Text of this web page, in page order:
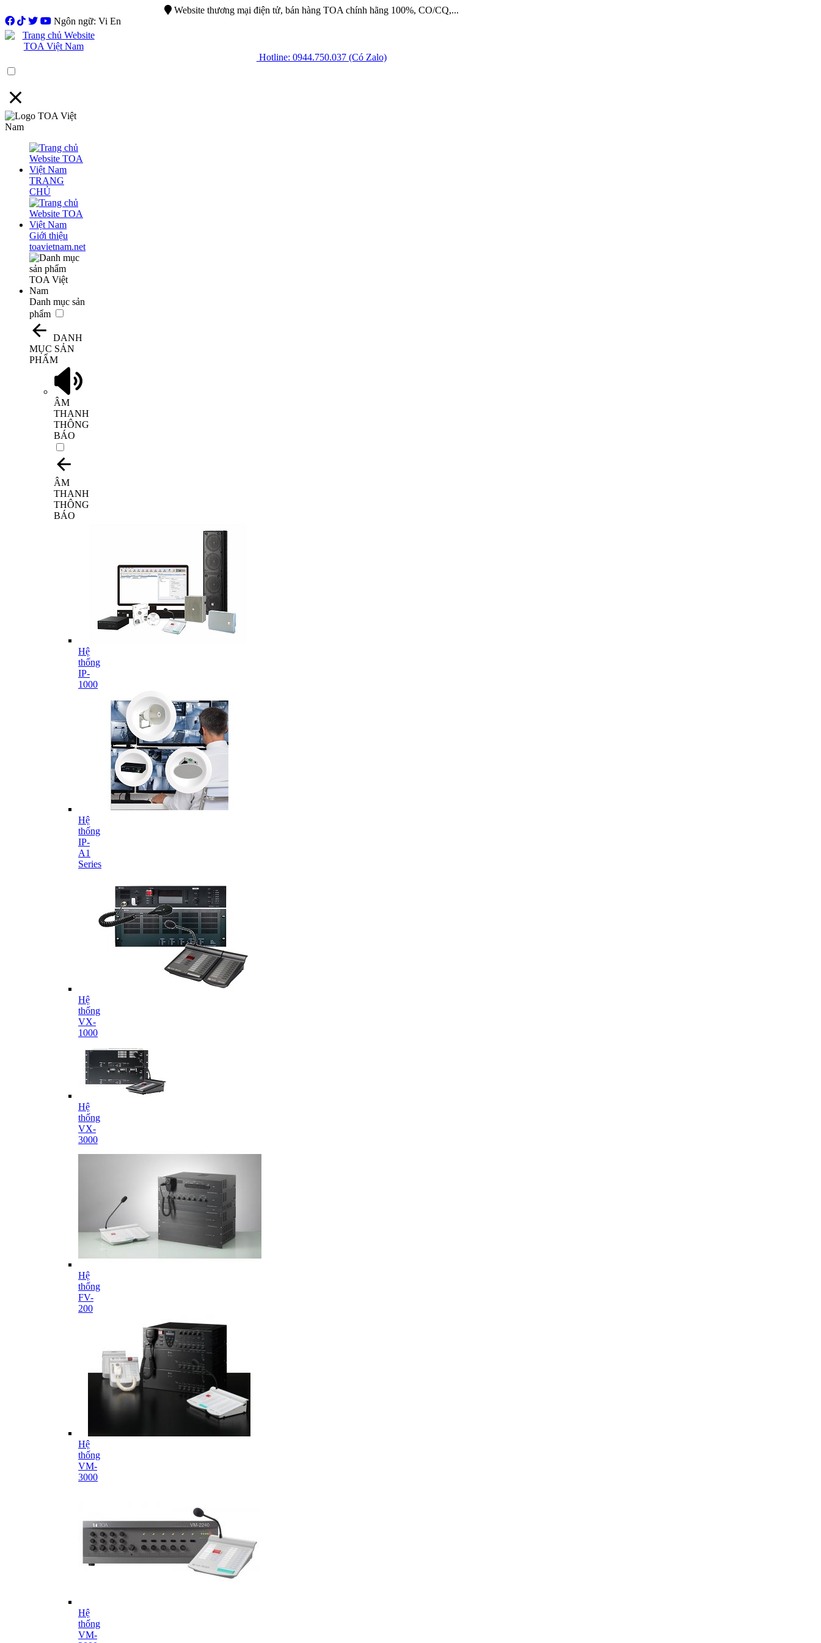
Website thương mại điện tử, bán hàng TOA chính hãng 100%, CO/CQ,...
Ngôn ngữ: Vi En
Hotline: 0944.750.037 (Có Zalo)
TRANG
CHỦ
Giới thiệu
toavietnam.net
Danh mục sản
phẩm
DANH
MỤC SẢN
PHẨM
ÂM
THANH
THÔNG
BÁO
ÂM
THANH
THÔNG
BÁO
Hệ
thống
IP-
1000
Hệ
thống
IP-
A1
Series
Hệ
thống
VX-
1000
Hệ
thống
VX-
3000
Hệ
thống
FV-
200
Hệ
thống
VM-
3000
Hệ
thống
VM-